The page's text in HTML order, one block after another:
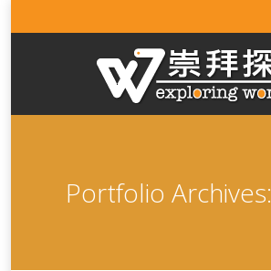
Portfolio Archives: